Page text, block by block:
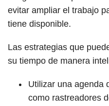
evitar ampliar el trabajo
tiene disponible.
Las estrategias que
su tiempo de manera
Utilizar una agenda
como rastreadores